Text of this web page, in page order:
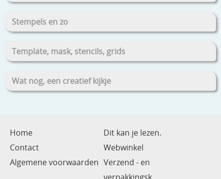
Stempels en zo
Template, mask, stencils, grids
Wat nog, een creatief kijkje
Home
Dit kan je lezen.
Contact
Webwinkel
Algemene voorwaarden Verzend - en
verpakkingsk